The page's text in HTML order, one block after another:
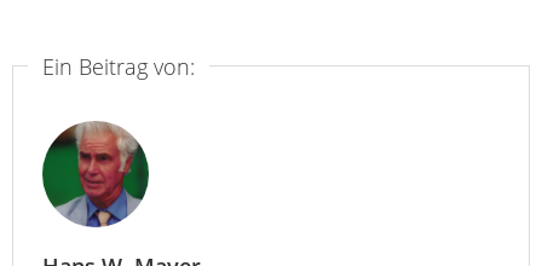
Ein Beitrag von: